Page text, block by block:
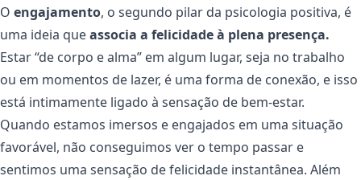
O engajamento, o segundo pilar da psicologia positiva, é
uma ideia queassocia a felicidade à plena presença.
Estar “de corpo e alma” em algum lugar, seja no trabalho
ou em momentos de lazer, é uma forma de conexão, e isso
está intimamente ligado à sensação de bem-estar.
Quando estamos imersos e engajados em uma situação
favorável, não conseguimos ver o tempo passar e
sentimos uma sensação de felicidade instantânea. Além